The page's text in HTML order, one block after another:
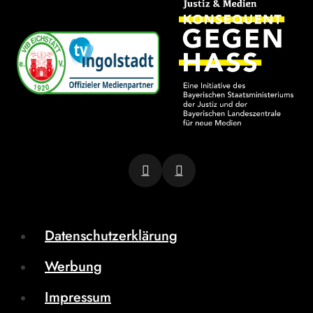
Datenschutzerklärung
Werbung
Impressum